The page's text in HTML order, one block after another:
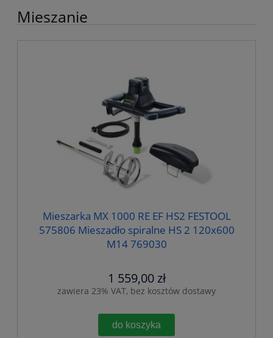
Mieszanie
Mieszarka MX 1000 RE EF HS2 FESTOOL
575806 Mieszadło spiralne HS 2 120x600
M14 769030
1 559,00 zł
zawiera 23% VAT, bez kosztów dostawy
do koszyka